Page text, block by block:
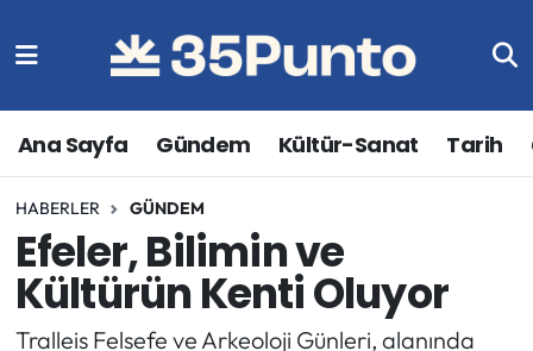
Ana Sayfa Gündem Kültür-Sanat Tarih
HABERLER GÜNDEM
Efeler, Bilimin ve
Kültürün Kenti Oluyor
Tralleis Felsefe ve Arkeoloji Günleri, alanında